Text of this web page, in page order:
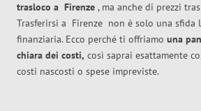
trasloco a Firenze , ma anche di prezzi
Trasferirsi a Firenze non è solo una sfida
finanziaria. Ecco perché ti offriamo una
chiara dei costi, così saprai esattamente
costi nascosti o spese impreviste.